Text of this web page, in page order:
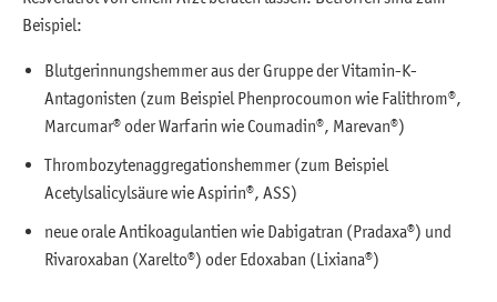
Beispiel:
Blutgerinnungshemmer aus der Gruppe der Vitamin-K-
Antagonisten (zum Beispiel Phenprocoumon wie Falithrom®,
Marcumar® oder Warfarin wie Coumadin®, Marevan®)
Thrombozytenaggregationshemmer (zum Beispiel
Acetylsalicylsäure wie Aspirin®, ASS)
neue orale Antikoagulantien wie Dabigatran (Pradaxa®) und
Rivaroxaban (Xarelto®) oder Edoxaban (Lixiana®)